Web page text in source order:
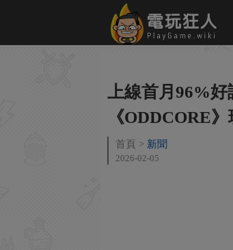
上線首月96%好
《ODDCORE
首頁 新聞
2026-02-05